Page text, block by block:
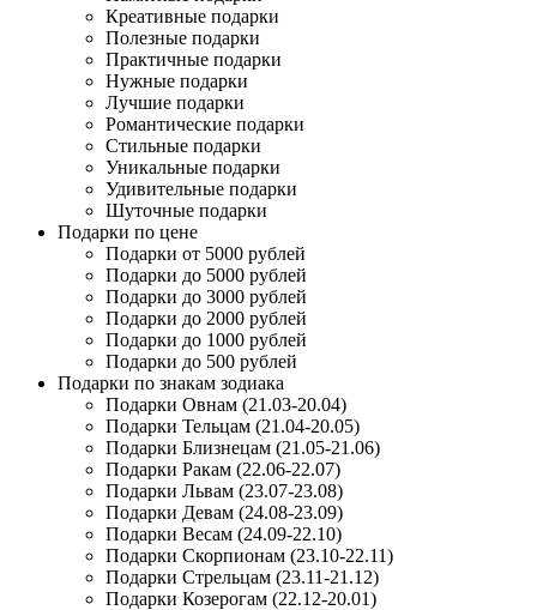
Креативные подарки
Полезные подарки
Практичные подарки
Нужные подарки
Лучшие подарки
Романтические подарки
Стильные подарки
Уникальные подарки
Удивительные подарки
Шуточные подарки
Подарки по цене
Подарки от 5000 рублей
Подарки до 5000 рублей
Подарки до 3000 рублей
Подарки до 2000 рублей
Подарки до 1000 рублей
Подарки до 500 рублей
Подарки по знакам зодиака
Подарки Овнам (21.03-20.04)
Подарки Тельцам (21.04-20.05)
Подарки Близнецам (21.05-21.06)
Подарки Ракам (22.06-22.07)
Подарки Львам (23.07-23.08)
Подарки Девам (24.08-23.09)
Подарки Весам (24.09-22.10)
Подарки Скорпионам (23.10-22.11)
Подарки Стрельцам (23.11-21.12)
Подарки Козерогам (22.12-20.01)